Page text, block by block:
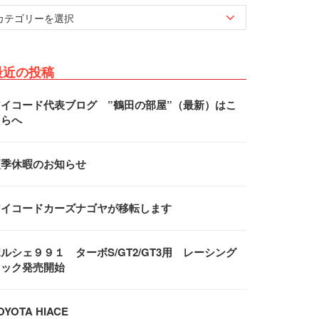
の投稿
コード代表ブログ ”鶴田の部屋”（最新）はこ
へ
休暇のお知らせ
コードカーズナゴヤが移転します
シェ９９１ ターボS/GT2/GT3用 レーシング
ク発売開始
HIACE